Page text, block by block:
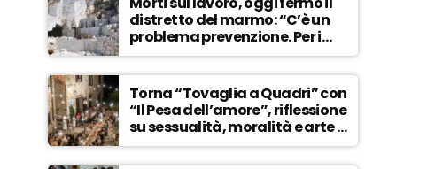
distretto del marmo: “C’è un
problema prevenzione. Per i
controlli, un solo ispettore” –
ASCOLTA
Torna “Tovaglia a Quadri” con
“Il Pesa dell’amore”, riflessione
su sessualità, moralità e arte –
ASCOLTA